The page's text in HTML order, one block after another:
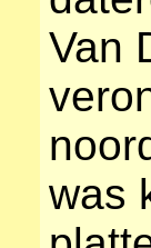
Van
was